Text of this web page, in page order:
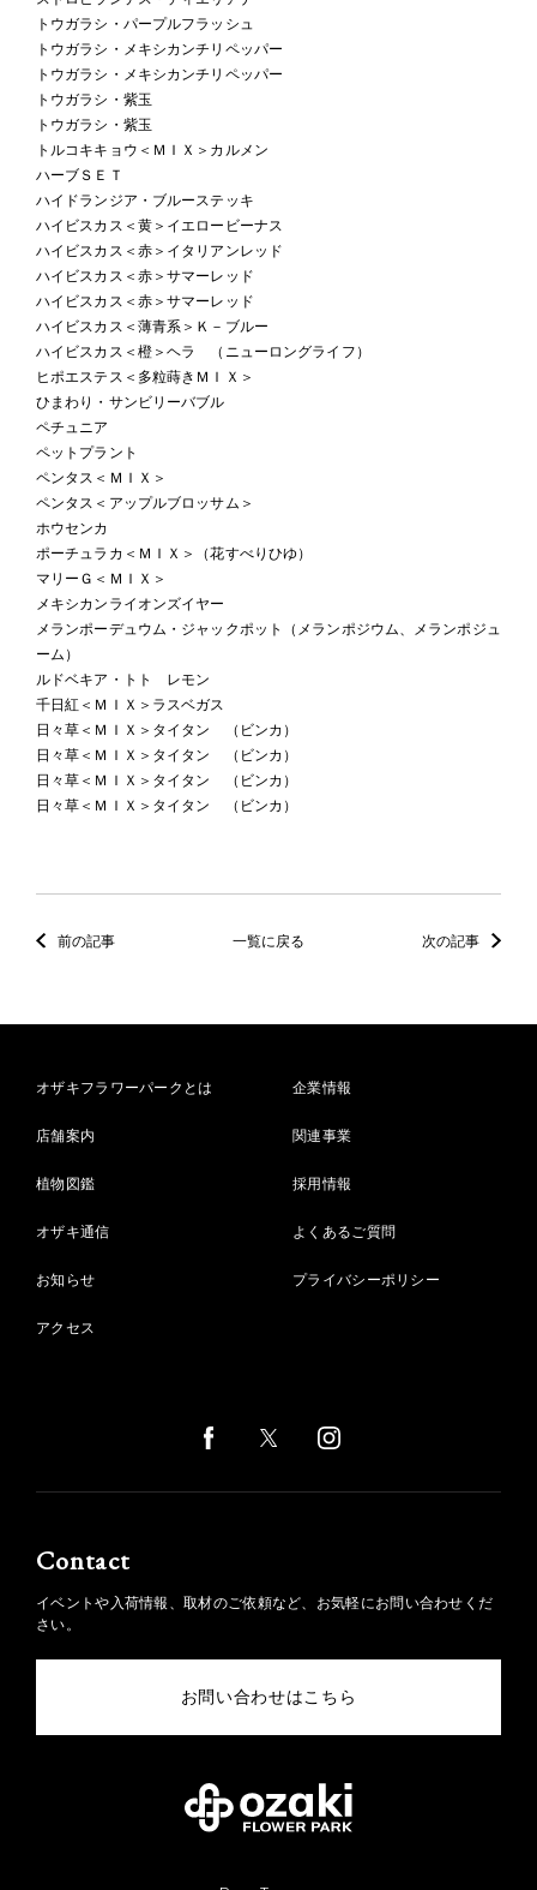
トウガラシ・パープルフラッシュ
トウガラシ・メキシカンチリペッパー
トウガラシ・メキシカンチリペッパー
トウガラシ・紫玉
トウガラシ・紫玉
トルコキキョウ＜ＭＩＸ＞カルメン
ハーブＳＥＴ
ハイドランジア・ブルーステッキ
ハイビスカス＜黄＞イエロービーナス
ハイビスカス＜赤＞イタリアンレッド
ハイビスカス＜赤＞サマーレッド
ハイビスカス＜赤＞サマーレッド
ハイビスカス＜薄青系＞Ｋ－ブルー
ハイビスカス＜橙＞ヘラ （ニューロングライフ）
ヒポエステス＜多粒蒔きＭＩＸ＞
ひまわり・サンビリーバブル
ペチュニア
ペットプラント
ペンタス＜ＭＩＸ＞
ペンタス＜アップルブロッサム＞
ホウセンカ
ポーチュラカ＜ＭＩＸ＞（花すべりひゆ）
マリーＧ＜ＭＩＸ＞
メキシカンライオンズイヤー
メランポーデュウム・ジャックポット（メランポジウム、メランポジュ
ーム）
ルドベキア・トト レモン
千日紅＜ＭＩＸ＞ラスベガス
日々草＜ＭＩＸ＞タイタン （ビンカ）
日々草＜ＭＩＸ＞タイタン （ビンカ）
日々草＜ＭＩＸ＞タイタン （ビンカ）
日々草＜ＭＩＸ＞タイタン （ビンカ）
前の記事 一覧に戻る 次の記事
オザキフラワーパークとは
店舗案内
植物図鑑
オザキ通信
お知らせ
アクセス
企業情報
関連事業
採用情報
よくあるご質問
プライバシーポリシー
Contact
イベントや入荷情報、取材のご依頼など、お気軽にお問い合わせくだ
さい。
お問い合わせはこちら